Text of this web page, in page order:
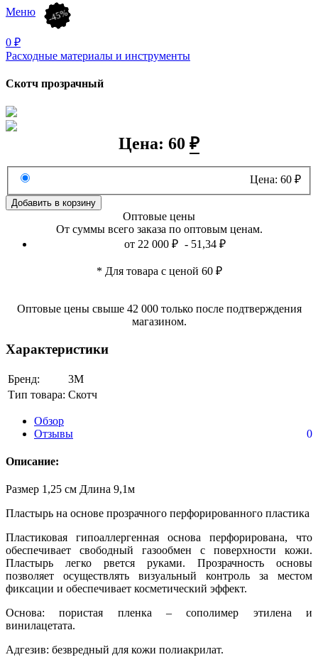
Меню
0 ₽
Расходные материалы и инструменты
Скотч прозрачный
Цена: 60 ₽
Цена: 60 ₽
Оптовые цены
От суммы всего заказа по оптовым ценам.
от 22 000 ₽ - 51,34 ₽
* Для товара с ценой 60 ₽
Оптовые цены свыше 42 000 только после подтверждения
магазином.
Характеристики
Бренд:
3M
Тип товара: Скотч
Обзор
Отзывы
0
Описание:
Размер 1,25 см Длина 9,1м
Пластырь на основе прозрачного перфорированного пластика
Пластиковая гипоаллергенная основа перфорирована, что
обеспечивает свободный газообмен с поверхности кожи.
Пластырь легко рвется руками. Прозрачность основы
позволяет осуществлять визуальный контроль за местом
фиксации и обеспечивает косметический эффект.
Основа: пористая пленка – сополимер этилена и
винилацетата.
Адгезив: безвредный для кожи полиакрилат.
-23%
-31%
-50%
-50%
-73%
-38%
-45%